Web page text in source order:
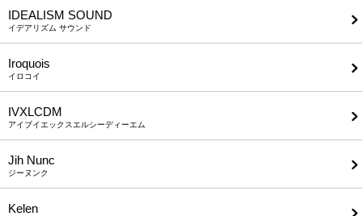
IDEALISM SOUND
イデアリズム サウンド
Iroquois
イロコイ
IVXLCDM
アイブイエックスエルシーディーエム
Jih Nunc
ジーヌンク
Kelen